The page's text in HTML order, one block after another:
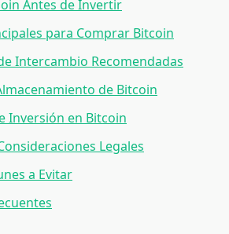
Antes de Invertir
para Comprar Bitcoin
Intercambio Recomendadas
de Bitcoin
Inversión en Bitcoin
Legales
a Evitar